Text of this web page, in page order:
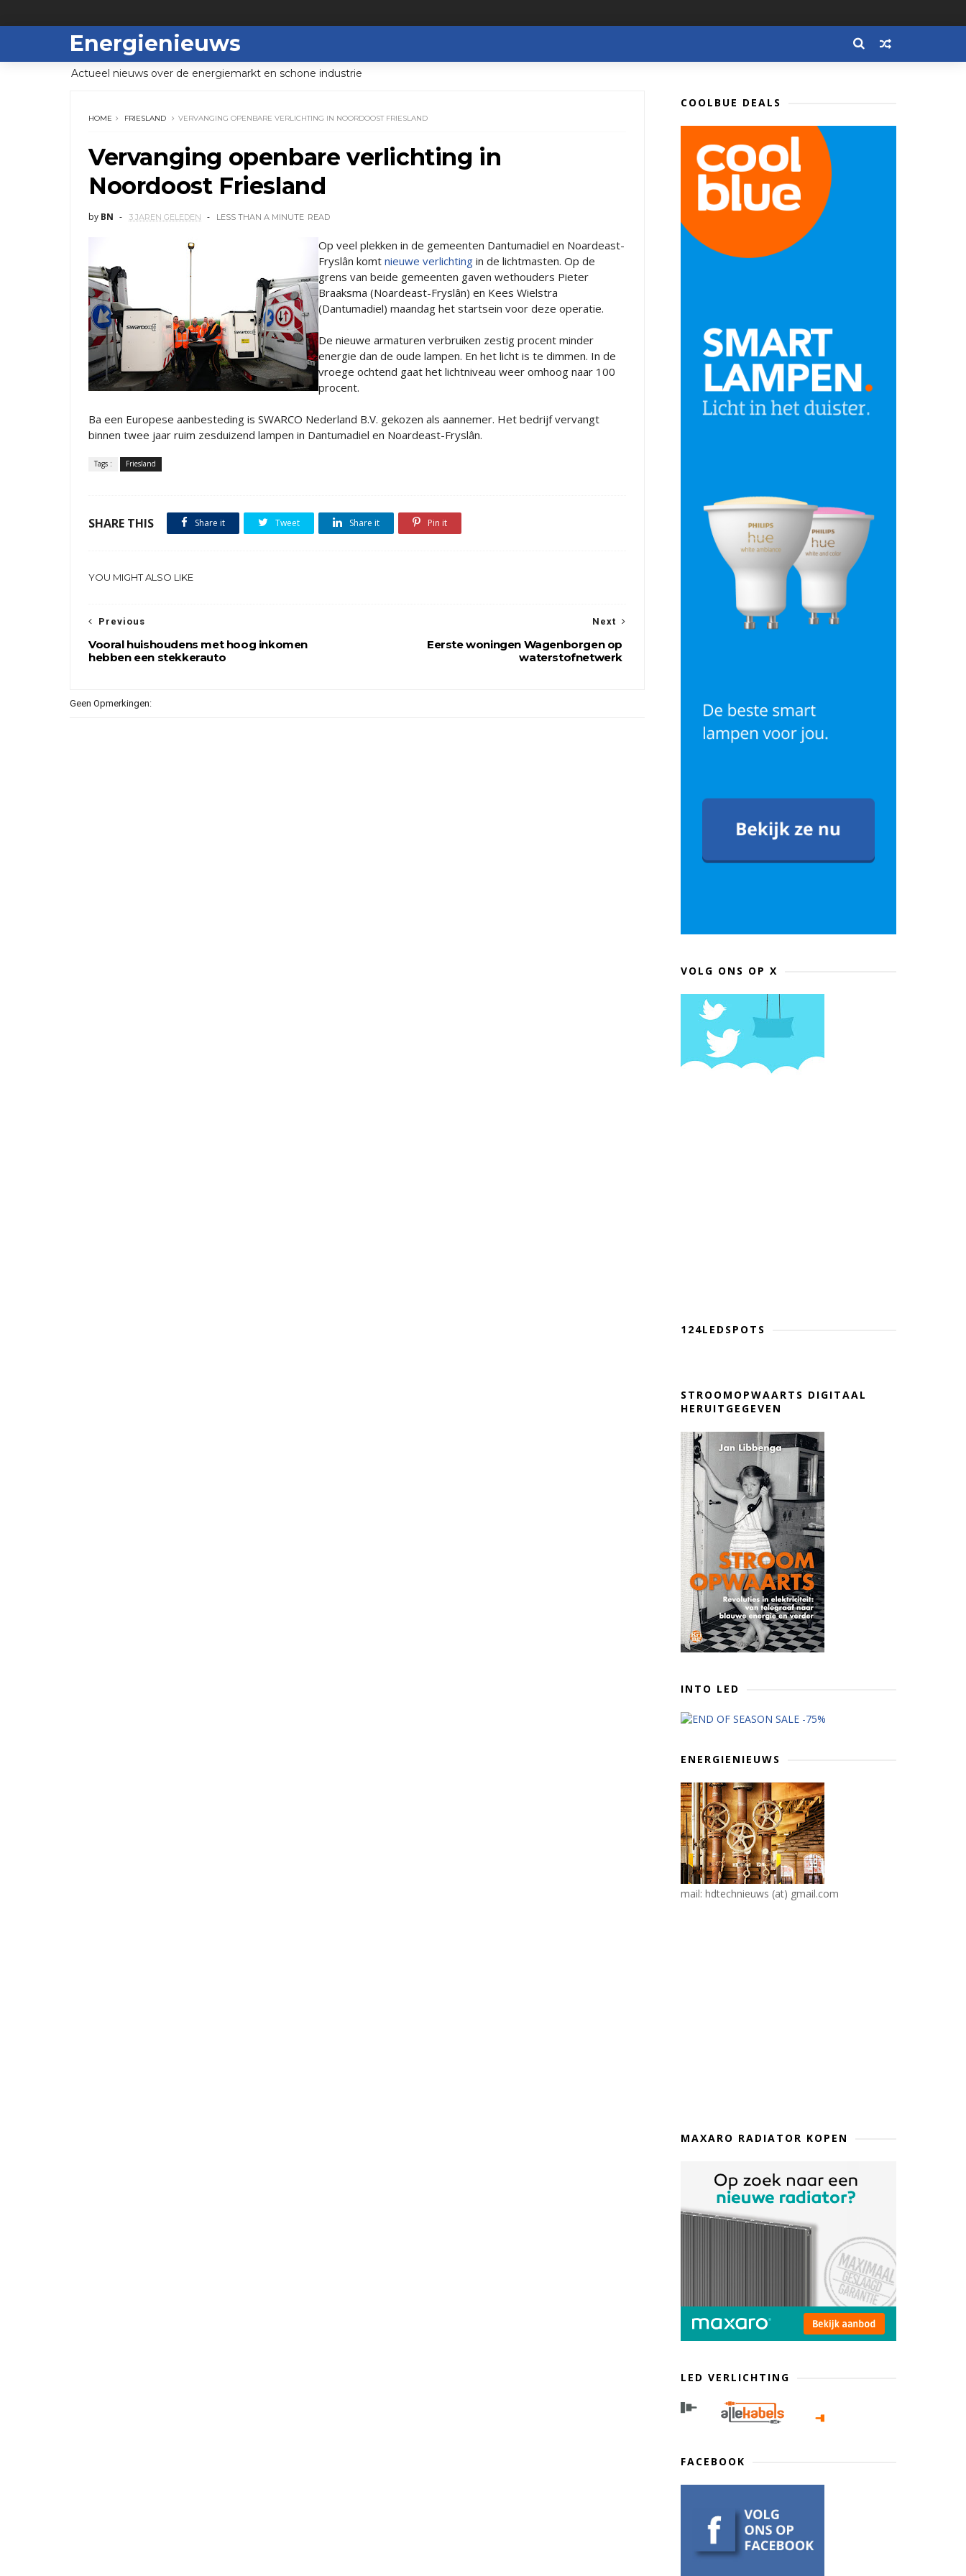
Energienieuws
Actueel nieuws over de energiemarkt en schone industrie
HOME FRIESLAND VERVANGING OPENBARE VERLICHTING IN NOORDOOST FRIESLAND
Vervanging openbare verlichting in
Noordoost Friesland
by BN 3 JAREN GELEDEN LESS THAN A MINUTE READ
Op veel plekken in de gemeenten Dantumadiel en Noardeast-
Fryslân komt nieuwe verlichting in de lichtmasten. Op de
grens van beide gemeenten gaven wethouders Pieter
Braaksma (Noardeast-Fryslân) en Kees Wielstra
(Dantumadiel) maandag het startsein voor deze operatie.
De nieuwe armaturen verbruiken zestig procent minder
energie dan de oude lampen. En het licht is te dimmen. In de
vroege ochtend gaat het lichtniveau weer omhoog naar 100
procent.
Ba een Europese aanbesteding is SWARCO Nederland B.V. gekozen als aannemer. Het bedrijf vervangt
binnen twee jaar ruim zesduizend lampen in Dantumadiel en Noardeast-Fryslân.
Tags : Friesland
SHARE THIS Share it Tweet Share it Pin it
YOU MIGHT ALSO LIKE
Next
Eerste woningen Wagenborgen op
waterstofnetwerk
Previous
Vooral huishoudens met hoog inkomen
hebben een stekkerauto
Geen Opmerkingen:
COOLBUE DEALS
VOLG ONS OP X
124LEDSPOTS
STROOMOPWAARTS DIGITAAL
HERUITGEGEVEN
INTO LED
ENERGIENIEUWS
mail: hdtechnieuws (at) gmail.com
MAXARO RADIATOR KOPEN
LED VERLICHTING
FACEBOOK